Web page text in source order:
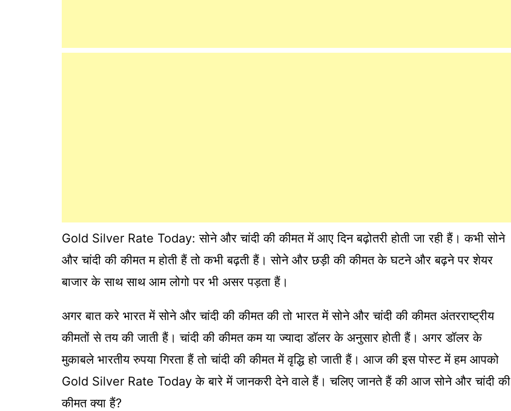
Gold Silver Rate Today: सोने और चांदी की कीमत में आए दिन बढ़ोतरी होती जा रही हैं। कभी सोने
और चांदी की कीमत म होती हैं तो कभी बढ़ती हैं। सोने और छड़ी की कीमत के घटने और बढ़ने पर शेयर
बाजार के साथ साथ आम लोगो पर भी असर पड़ता हैं।
अगर बात करे भारत में सोने और चांदी की कीमत की तो भारत में सोने और चांदी की कीमत अंतरराष्ट्रीय
कीमतों से तय की जाती हैं। चांदी की कीमत कम या ज्यादा डॉलर के अनुसार होती हैं। अगर डॉलर के
मुकाबले भारतीय रुपया गिरता हैं तो चांदी की कीमत में वृद्धि हो जाती हैं। आज की इस पोस्ट में हम आपको
Gold Silver Rate Today के बारे में जानकरी देने वाले हैं। चलिए जानते हैं की आज सोने और चांदी की
कीमत क्या हैं?